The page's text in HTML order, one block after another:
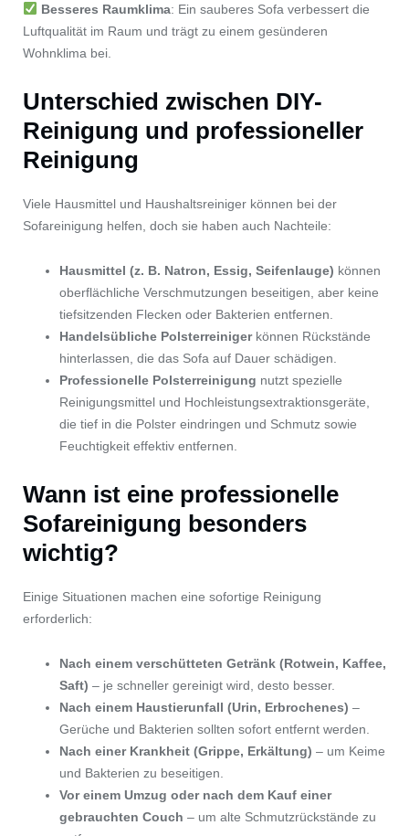
Besseres Raumklima: Ein sauberes Sofa verbessert die
Luftqualität im Raum und trägt zu einem gesünderen
Wohnklima bei.
Unterschied zwischen DIY-
Reinigung und professioneller
Reinigung
Viele Hausmittel und Haushaltsreiniger können bei der
Sofareinigung helfen, doch sie haben auch Nachteile:
Hausmittel (z. B. Natron, Essig, Seifenlauge) können
oberflächliche Verschmutzungen beseitigen, aber keine
tiefsitzenden Flecken oder Bakterien entfernen.
Handelsübliche Polsterreinigerkönnen Rückstände
hinterlassen, die das Sofa auf Dauer schädigen.
Professionelle Polsterreinigung nutzt spezielle
Reinigungsmittel und Hochleistungsextraktionsgeräte,
die tief in die Polster eindringen und Schmutz sowie
Feuchtigkeit effektiv entfernen.
Wann ist eine professionelle
Sofareinigung besonders
wichtig?
Einige Situationen machen eine sofortige Reinigung
erforderlich:
Nach einem verschütteten Getränk (Rotwein, Kaffee,
Saft) – je schneller gereinigt wird, desto besser.
Nach einem Haustierunfall (Urin, Erbrochenes) –
Gerüche und Bakterien sollten sofort entfernt werden.
Nach einer Krankheit (Grippe, Erkältung) – um Keime
und Bakterien zu beseitigen.
Vor einem Umzug oder nach dem Kauf einer
gebrauchten Couch – um alte Schmutzrückstände zu